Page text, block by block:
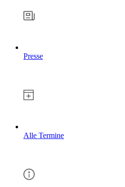
Presse
Alle Termine